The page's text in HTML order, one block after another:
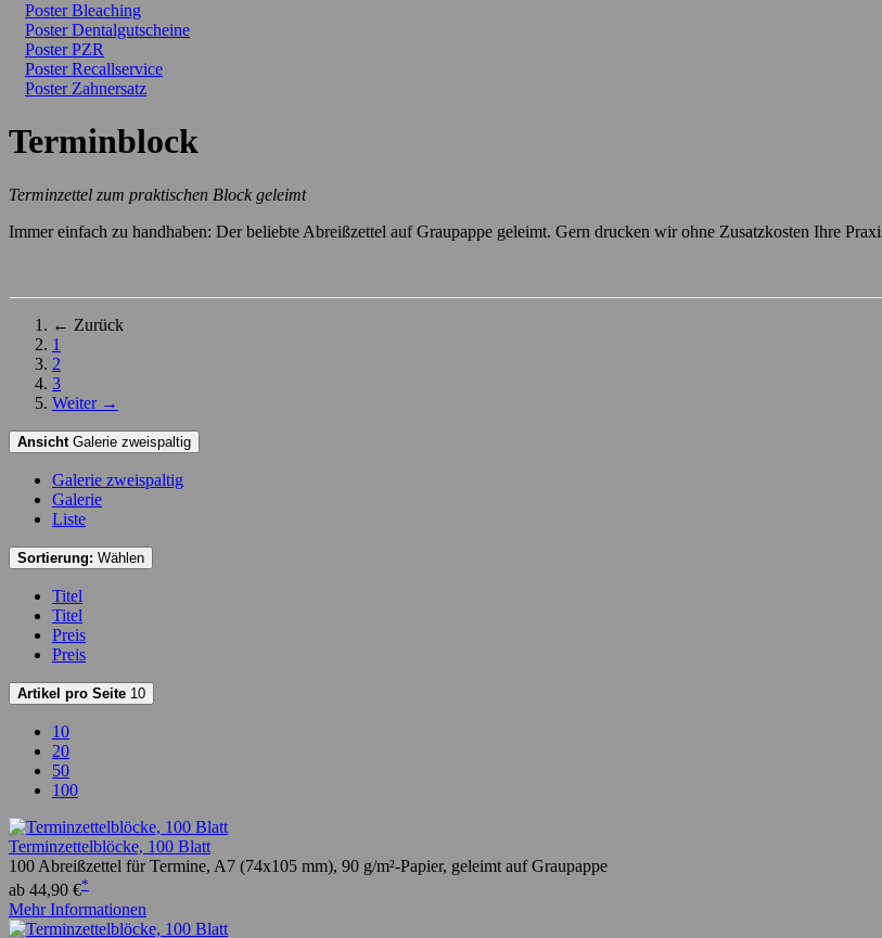
Poster Bleaching
Poster Dentalgutscheine
Poster PZR
Poster Recallservice
Poster Zahnersatz
Terminblock
Terminzettel zum praktischen Block geleimt
Immer einfach zu handhaben: Der beliebte Abreißzettel auf Graupappe geleimt. Gern drucken wir ohne Zusatzkosten Ihre
← Zurück
1
2
3
Weiter →
Ansicht Galerie zweispaltig
Galerie zweispaltig
Galerie
Liste
Sortierung: Wählen
Titel
Titel
Preis
Preis
Artikel pro Seite 10
10
20
50
100
Terminzettelblöcke, 100 Blatt
100 Abreißzettel für Termine, A7 (74x105 mm), 90 g/m²-Papier, geleimt auf Graupappe
ab 44,90 €*
Mehr Informationen